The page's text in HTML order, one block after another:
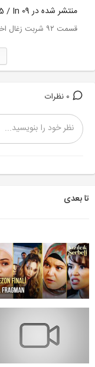
منتشر شده در 09 Mar 2025 / In
قسمت ۹۲ شربت زغال اخته
تا بعدی